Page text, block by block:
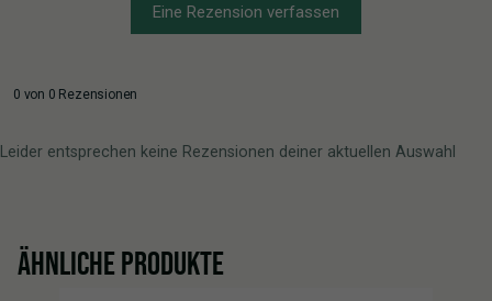
Eine Rezension verfassen
0 von 0 Rezensionen
Leider entsprechen keine Rezensionen deiner aktuellen Auswahl
ÄHNLICHE PRODUKTE